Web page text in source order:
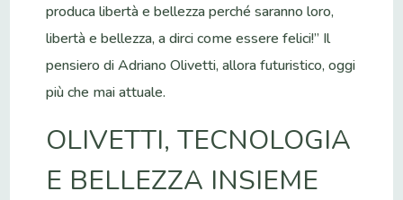
produca libertà e bellezza perché saranno loro,
libertà e bellezza, a dirci come essere felici!” Il
pensiero di Adriano Olivetti, allora futuristico, oggi
più che mai attuale.
OLIVETTI, TECNOLOGIA
E BELLEZZA INSIEME